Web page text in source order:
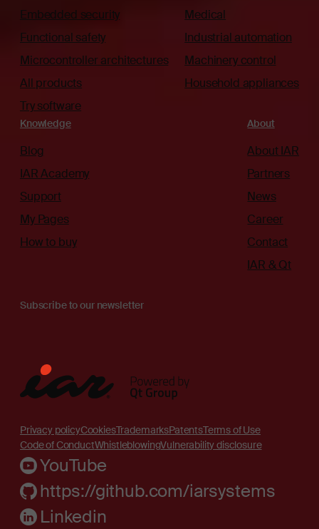
Embedded security
Functional safety
Microcontroller architectures
All products
Try software
Medical
Industrial automation
Machinery control
Household appliances
Knowledge
Blog
IAR Academy
Support
My Pages
How to buy
About
About IAR
Partners
News
Career
Contact
IAR & Qt
Subscribe to our newsletter
Privacy policyCookiesTrademarksPatentsTerms of Use
Code of ConductWhistleblowingVulnerability disclosure
YouTube
https://github.com/iarsystems
Linkedin